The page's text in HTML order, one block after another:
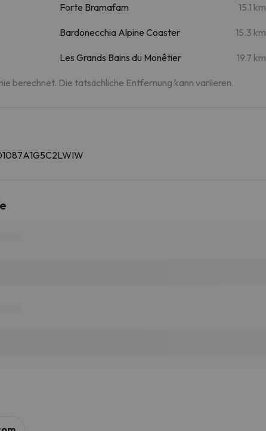
Forte Bramafam 15.1 km
Bardonecchia Alpine Coaster 15.3 km
Les Grands Bains du Monêtier 19.7 km
berechnet. Die tatsächliche Entfernung kann variieren.